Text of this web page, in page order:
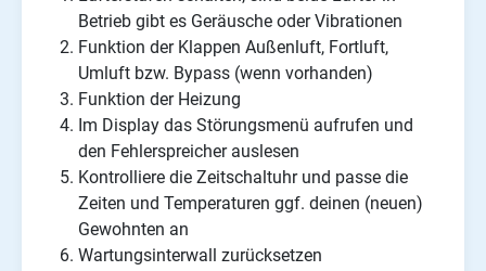
Betrieb gibt es Geräusche oder Vibrationen
Funktion der Klappen Außenluft, Fortluft,
Umluft bzw. Bypass (wenn vorhanden)
Funktion der Heizung
Im Display das Störungsmenü aufrufen und
den Fehlerspreicher auslesen
Kontrolliere die Zeitschaltuhr und passe die
Zeiten und Temperaturen ggf. deinen (neuen)
Gewohnten an
Wartungsinterwall zurücksetzen